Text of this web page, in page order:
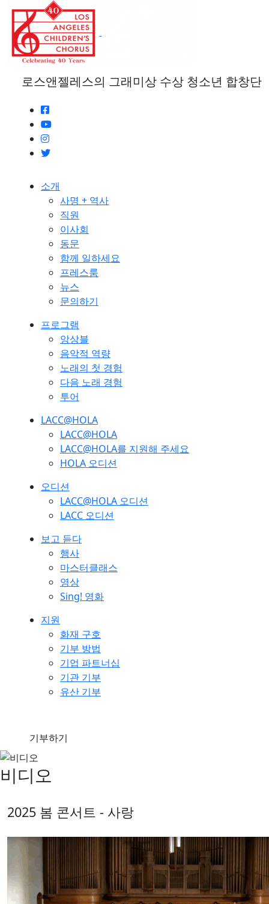
로스앤젤레스의 그래미상 수상 청소년 합창단
소개
사명 + 역사
직원
이사회
동문
함께 일하세요
프레스룸
뉴스
문의하기
프로그램
앙상블
음악적 역량
노래의 첫 경험
다음 노래 경험
투어
LACC@HOLA
LACC@HOLA
LACC@HOLA를 지원해 주세요
HOLA 오디션
오디션
LACC@HOLA 오디션
LACC 오디션
보고 듣다
행사
마스터클래스
영상
Sing! 영화
지원
화재 구호
기부 방법
기업 파트너십
기관 기부
유산 기부
기부하기
비디오
2025 봄 콘서트 - 사랑